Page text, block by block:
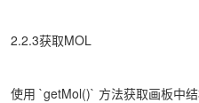
2.2.3获取MOL
使用 `getMol()` 方法获取画板中结